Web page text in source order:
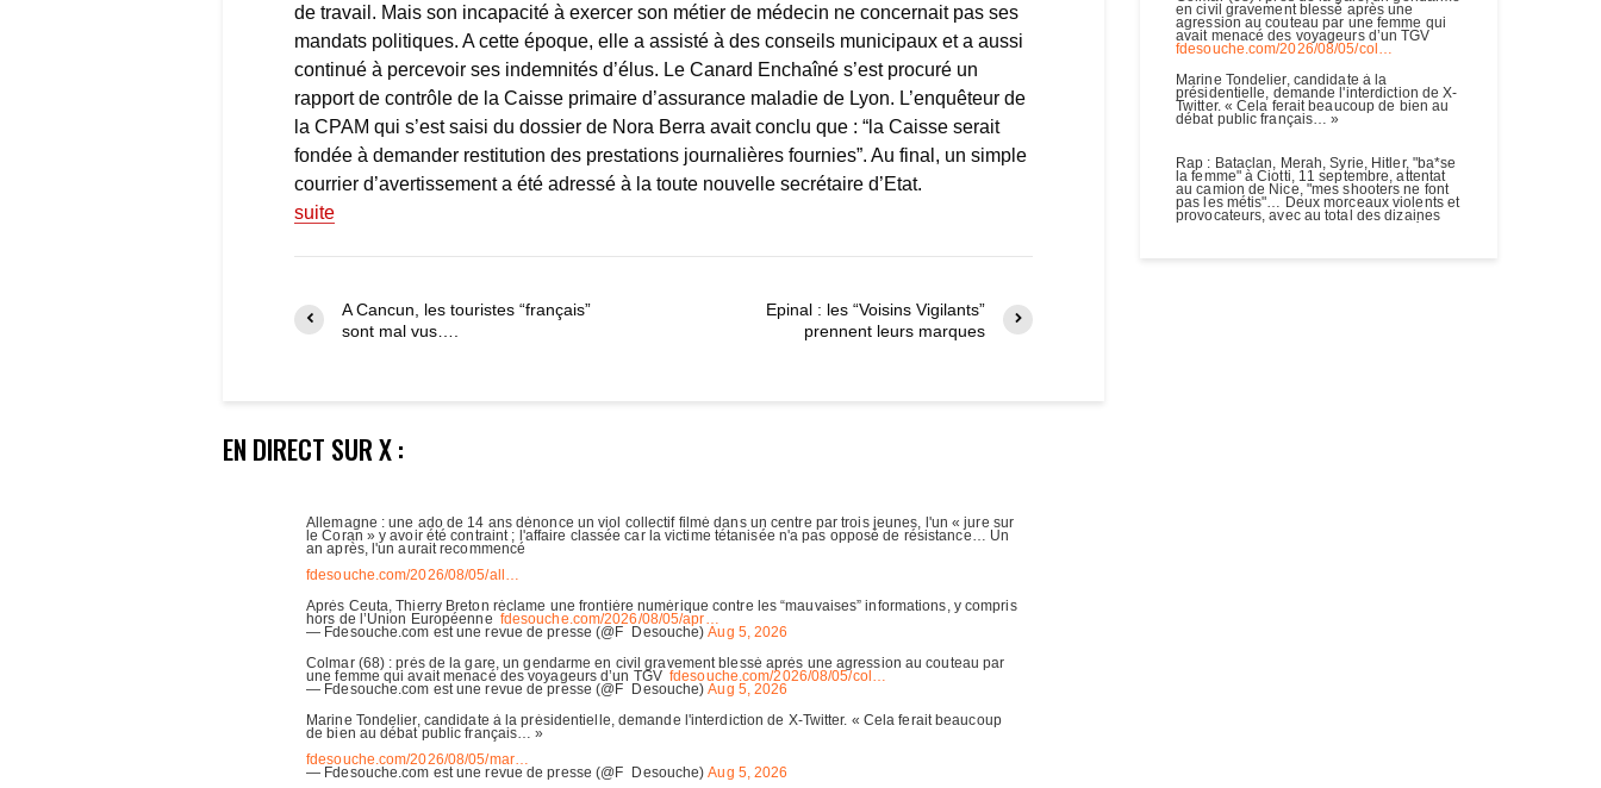
de travail. Mais son incapacité à exercer son métier de médecin ne concernait pas ses
mandats politiques. A cette époque, elle a assisté à des conseils municipaux et a aussi
continué à percevoir ses indemnités d’élus. Le Canard Enchaîné s’est procuré un
rapport de contrôle de la Caisse primaire d’assurance maladie de Lyon. L’enquêteur de
la CPAM qui s’est saisi du dossier de Nora Berra avait conclu que : “la Caisse serait
fondée à demander restitution des prestations journalières fournies”. Au final, un simple
courrier d’avertissement a été adressé à la toute nouvelle secrétaire d’Etat.
suite
A Cancun, les touristes “français”
sont mal vus….
Epinal : les “Voisins Vigilants”
prennent leurs marques
EN DIRECT SUR X :